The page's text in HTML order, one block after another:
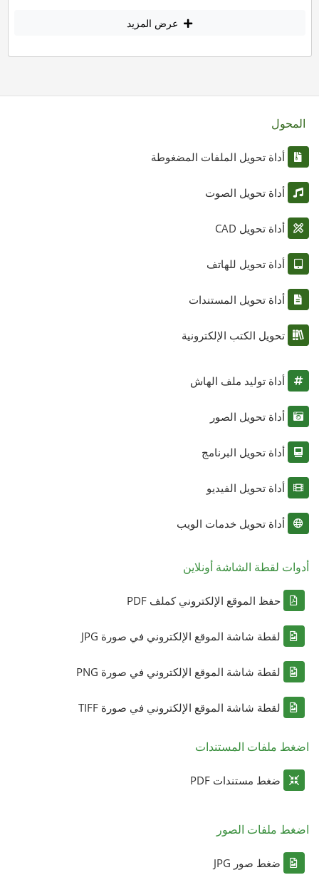
عرض المزيد
المحول
أداة تحويل الملفات المضغوطة
أداة تحويل الصوت
أداة تحويل CAD
أداة تحويل للهاتف
أداة تحويل المستندات
تحويل الكتب الإلكترونية
أداة توليد ملف الهاش
أداة تحويل الصور
أداة تحويل البرنامج
أداة تحويل الفيديو
أداة تحويل خدمات الويب
أدوات لقطة الشاشة أونلاين
حفظ الموقع الإلكتروني كملف PDF
لقطة شاشة الموقع الإلكتروني في صورة JPG
لقطة شاشة الموقع الإلكتروني في صورة PNG
لقطة شاشة الموقع الإلكتروني في صورة TIFF
اضغط ملفات المستندات
ضغط مستندات PDF
اضغط ملفات الصور
ضغط صور JPG